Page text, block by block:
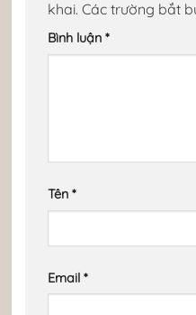
khai. Các trường bắt
Bình luận*
Tên*
Email*